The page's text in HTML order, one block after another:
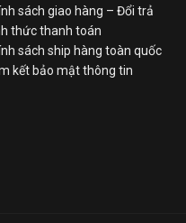
sách giao hàng – Đổi trả
thức thanh toán
sách ship hàng toàn quốc
kết bảo mật thông tin